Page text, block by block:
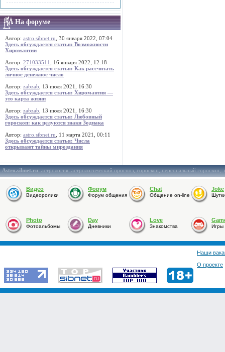
На форуме
Автор: astro.sibnet.ru , 30 января 2022, 07:04
Здесь обсуждается статья: Возможности
Хиромантии
Автор: 271033511
, 16 января 2022, 12:18
Здесь обсуждается статья: Как рассчитать
личное денежное число
Автор: zabzab , 13 июля 2021, 16:30
Здесь обсуждается статья: Хиромантия —
это карта жизни
Автор: zabzab , 13 июля 2021, 16:30
Здесь обсуждается статья: Любовный
гороскоп: как целуются знаки Зодиака
Автор: astro.sibnet.ru , 11 марта 2021, 00:11
Здесь обсуждается статья: Числа
открывают тайны мироздания
Astro.sibnet.ru:астрология,астрологический прогноз,гороскоп,персональный гороскоп,
Видео
Видеоролики
Форум
Форум общения
Chat
Общение on-line
Joke
Photo
Фотоальбомы
Day
Дневники
Love
Знакомства Игры
Наши
О проекте